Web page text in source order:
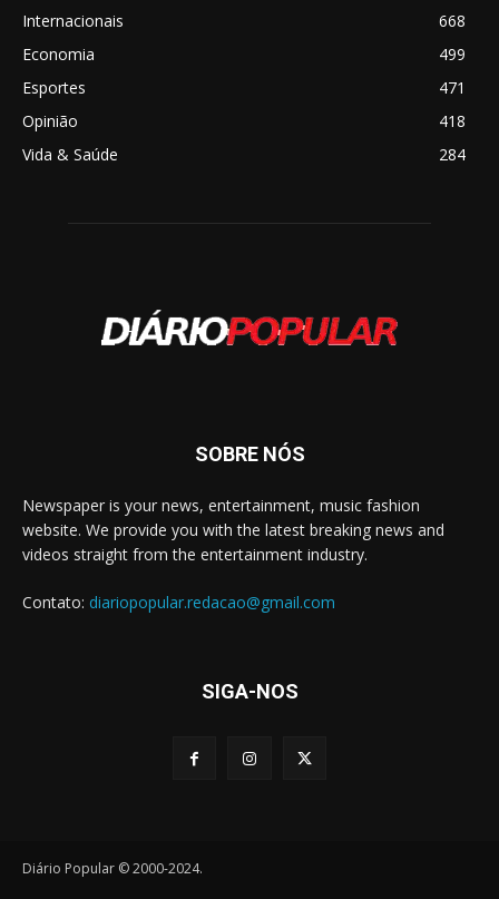
Internacionais
668
Economia
499
Esportes
471
Opinião
418
Vida & Saúde
284
SOBRE NÓS
Newspaper is your news, entertainment, music fashion
website. We provide you with the latest breaking news and
videos straight from the entertainment industry.
Contato: diariopopular.redacao@gmail.com
SIGA-NOS
Diário Popular © 2000-2024.